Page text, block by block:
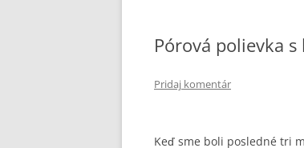
Pórová polievka
Pridaj komentár
Keď sme boli posledné tri